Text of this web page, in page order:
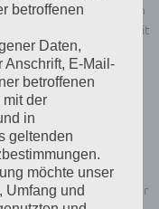
zu Ehrenmitgliedern
Lebens, die die Arbeit
werden.
befreit.
Auszeichnungen/
nicht formgebunden. Er
betroffenen
Daten,
Anschrift, E-Mail-
betroffenen
der
in
geltenden
möchte unser
Umfang und